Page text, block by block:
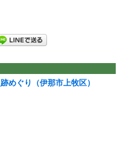
めぐり（伊那市上牧区）